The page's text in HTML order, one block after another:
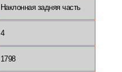
Наклонная задняя часть
4
1798